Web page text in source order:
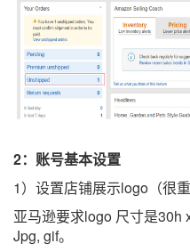
2：账号基本设置
1）设置店铺展示logo （很
亚马逊要求logo 尺寸是30h
Jpg, gif。